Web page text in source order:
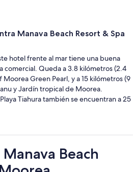
Manava Beach Resort & Spa
hotel frente al mar tiene una buena
comercial. Queda a 3.8 kilómetros (2.4
Green Pearl, y a 15 kilómetros (9
y Jardín tropical de Moorea.
Tiahura también se encuentran a 25
Beach